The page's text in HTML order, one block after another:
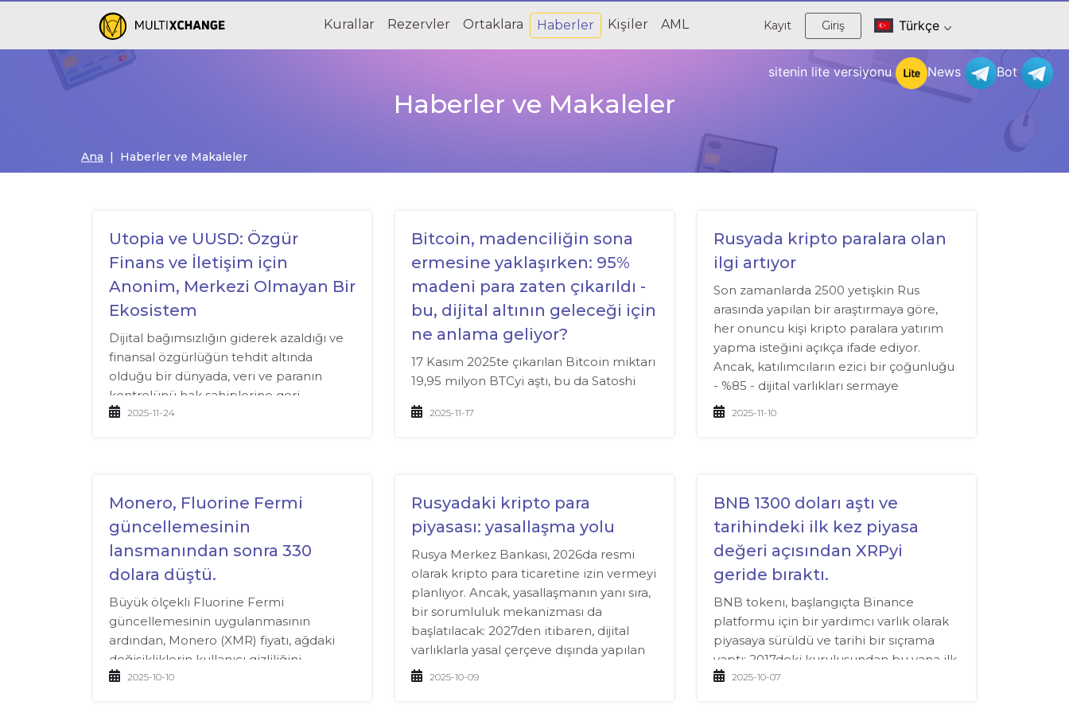
Kurallar Rezervler Ortaklara Haberler Kişiler AML Kayıt Giriş Türkçe
sitenin lite versiyonu News Bot
Haberler ve Makaleler
Ana | Haberler ve Makaleler
Utopia ve UUSD: Özgür
Finans ve İletişim için
Anonim, Merkezi Olmayan Bir
Ekosistem
Dijital bağımsızlığın giderek azaldığı ve
finansal özgürlüğün tehdit altında
olduğu bir dünyada, veri ve paranın
kontrolünü hak sahiplerine geri
verebilecek çözümler ortaya çıkıyor.
2025-11-24
Bitcoin, madenciliğin sona
ermesine yaklaşırken: 95%
madeni para zaten çıkarıldı -
bu, dijital altının geleceği için
ne anlama geliyor?
17 Kasım 2025te çıkarılan Bitcoin miktarı
19,95 milyon BTCyi aştı, bu da Satoshi
milyonluk katı sınıra göre %95ini
2025-11-17
Rusyada kripto paralara olan
ilgi artıyor
Son zamanlarda 2500 yetişkin Rus
arasında yapılan bir araştırmaya göre,
her onuncu kişi kripto paralara yatırım
yapma isteğini açıkça ifade ediyor.
Ancak, katılımcıların ezici bir çoğunluğu
- %85 - dijital varlıkları sermaye
biriktirme aracı olarak değerlendirmeyi
2025-11-10
Monero, Fluorine Fermi
güncellemesinin
lansmanından sonra 330
dolara düştü.
Büyük ölçekli Fluorine Fermi
güncellemesinin uygulanmasının
ardından, Monero (XMR) fiyatı, ağdaki
değişikliklerin kullanıcı gizliliğini
artırmaya yönelik olmasına rağmen
2025-10-10
Rusyadaki kripto para
piyasası: yasallaşma yolu
Rusya Merkez Bankası, 2026da resmi
olarak kripto para ticaretine izin vermeyi
planlıyor. Ancak, yasallaşmanın yanı sıra,
bir sorumluluk mekanizması da
başlatılacak: 2027den itibaren, dijital
varlıklarla yasal çerçeve dışında yapılan
işlemler için idari ve hatta ceza
2025-10-09
BNB 1300 doları aştı ve
tarihindeki ilk kez piyasa
değeri açısından XRPyi
geride bıraktı.
BNB tokenı, başlangıçta Binance
platformu için bir yardımcı varlık olarak
piyasaya sürüldü ve tarihi bir sıçrama
yaptı: 2017deki kuruluşundan bu yana ilk
kez, piyasa değeri açısından üçüncü en
2025-10-07